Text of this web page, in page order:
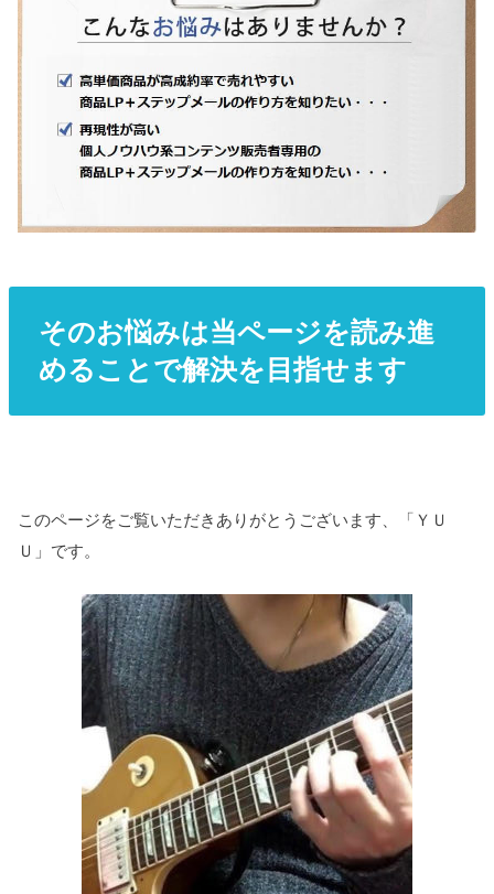
そのお悩みは当ページを読み進
めることで解決を目指せます
このページをご覧いただきありがとうございます、「ＹＵ
Ｕ」です。